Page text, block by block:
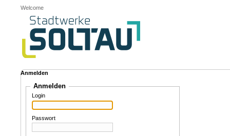
Welcome
Anmelden
Anmelden
Login
Passwort